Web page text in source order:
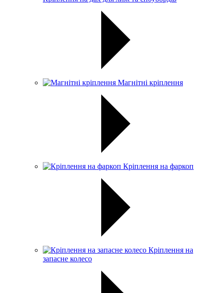
Магнітні кріплення
Кріплення на фаркоп
Кріплення на
запасне колесо